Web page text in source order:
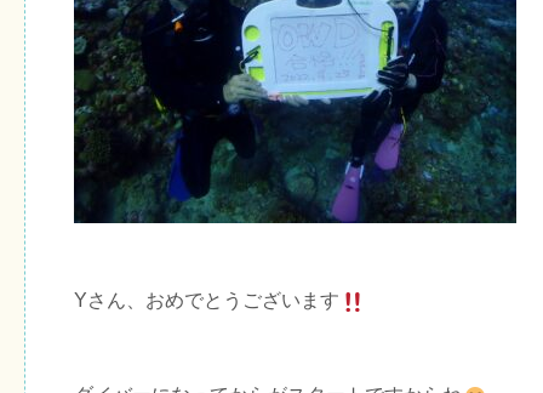
Yさん、おめでとうございます